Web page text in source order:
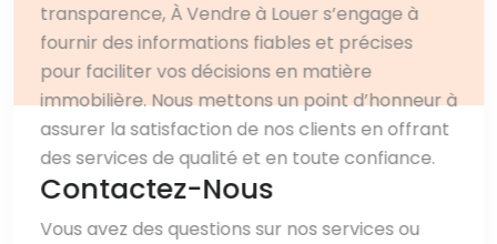
transparence, À Vendre à Louer s’engage à
fournir des informations fiables et précises
pour faciliter vos décisions en matière
immobilière. Nous mettons un point d’honneur à
assurer la satisfaction de nos clients en offrant
des services de qualité et en toute confiance.
Contactez-Nous
Vous avez des questions sur nos services ou